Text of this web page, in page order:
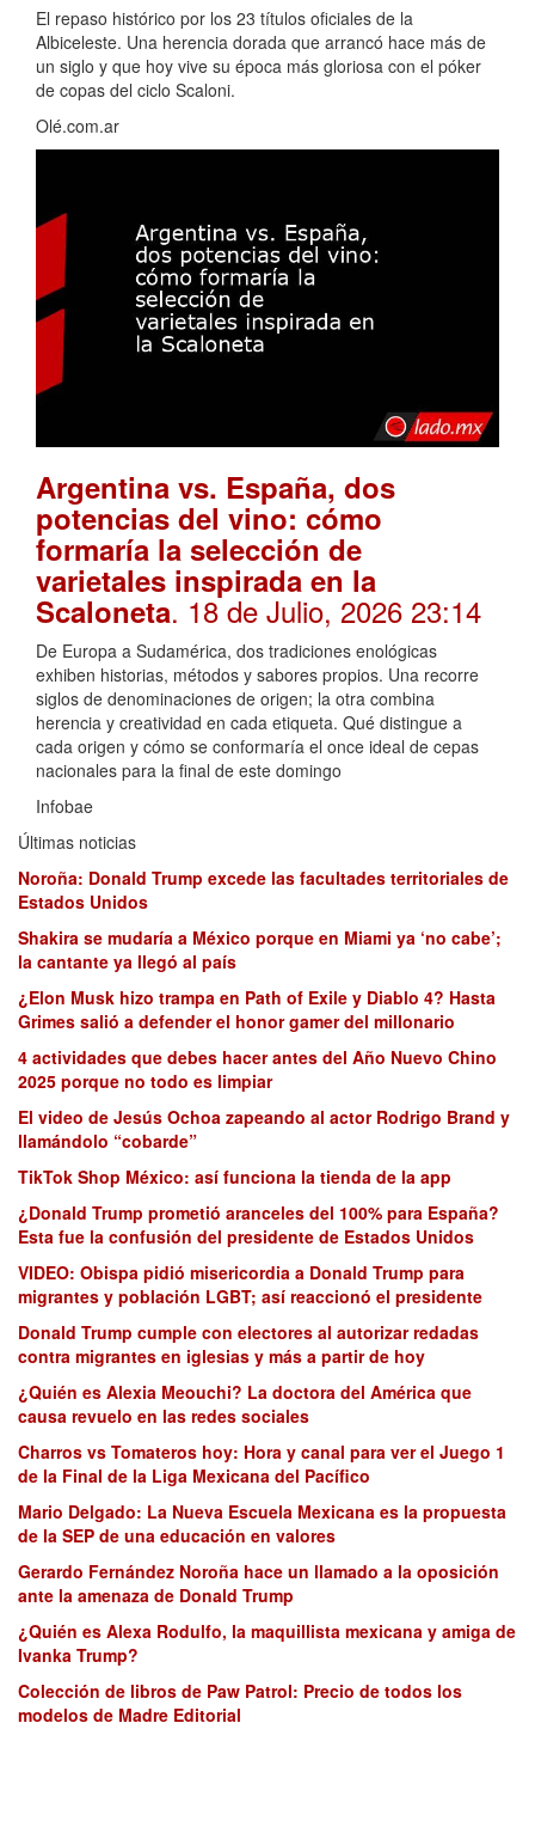
El repaso histórico por los 23 títulos oficiales de la
Albiceleste. Una herencia dorada que arrancó hace más de
un siglo y que hoy vive su época más gloriosa con el póker
de copas del ciclo Scaloni.
Olé.com.ar
Argentina vs. España, dos
potencias del vino: cómo
formaría la selección de
varietales inspirada en la
Scaloneta. 18 de Julio, 2026 23:14
De Europa a Sudamérica, dos tradiciones enológicas
exhiben historias, métodos y sabores propios. Una recorre
siglos de denominaciones de origen; la otra combina
herencia y creatividad en cada etiqueta. Qué distingue a
cada origen y cómo se conformaría el once ideal de cepas
nacionales para la final de este domingo
Infobae
Últimas noticias
Noroña: Donald Trump excede las facultades territoriales de
Estados Unidos
Shakira se mudaría a México porque en Miami ya ‘no cabe’;
la cantante ya llegó al país
¿Elon Musk hizo trampa en Path of Exile y Diablo 4? Hasta
Grimes salió a defender el honor gamer del millonario
4 actividades que debes hacer antes del Año Nuevo Chino
2025 porque no todo es limpiar
El video de Jesús Ochoa zapeando al actor Rodrigo Brand y
llamándolo “cobarde”
TikTok Shop México: así funciona la tienda de la app
¿Donald Trump prometió aranceles del 100% para España?
Esta fue la confusión del presidente de Estados Unidos
VIDEO: Obispa pidió misericordia a Donald Trump para
migrantes y población LGBT; así reaccionó el presidente
Donald Trump cumple con electores al autorizar redadas
contra migrantes en iglesias y más a partir de hoy
¿Quién es Alexia Meouchi? La doctora del América que
causa revuelo en las redes sociales
Charros vs Tomateros hoy: Hora y canal para ver el Juego 1
de la Final de la Liga Mexicana del Pacífico
Mario Delgado: La Nueva Escuela Mexicana es la propuesta
de la SEP de una educación en valores
Gerardo Fernández Noroña hace un llamado a la oposición
ante la amenaza de Donald Trump
¿Quién es Alexa Rodulfo, la maquillista mexicana y amiga de
Ivanka Trump?
Colección de libros de Paw Patrol: Precio de todos los
modelos de Madre Editorial